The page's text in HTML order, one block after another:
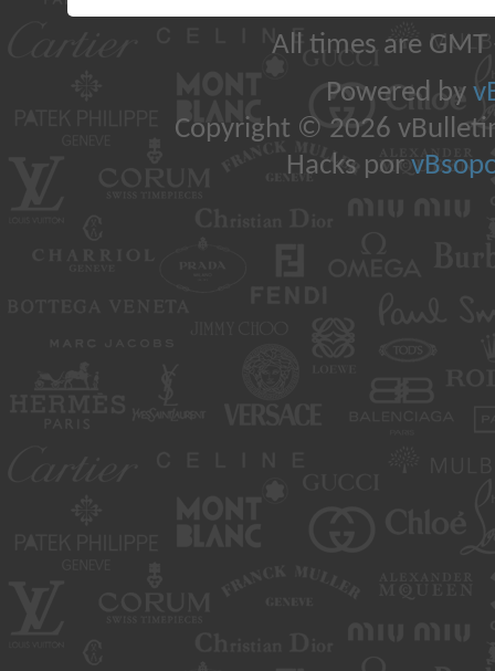
All times are
Powered by
Copyright © 2026
Hacks por